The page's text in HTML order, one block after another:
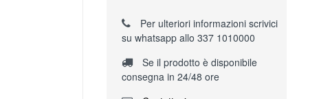
Per ulteriori informazioni scrivici
su whatsapp allo 337 1010000
Se il prodotto è disponibile
consegna in 24/48 ore